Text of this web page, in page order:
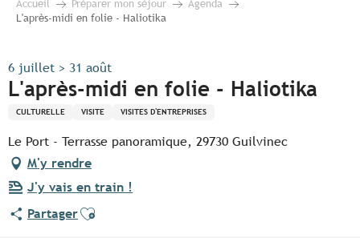
Accueil Préparer mon séjour
Agenda
L'après-midi en folie - Haliotika
6 juillet > 31 août
L'après-midi en folie - Haliotika
CULTURELLE VISITE VISITES D'ENTREPRISES
Le Port - Terrasse panoramique, 29730 Guilvinec
M'y rendre
J'y vais en train !
PartagerAjouter aux favoris